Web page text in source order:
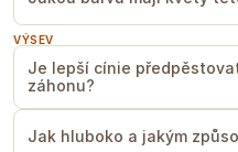
VÝSEV
Je lepší cínie
záhonu?
Jak hluboko a jakým